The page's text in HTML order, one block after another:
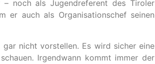
– noch als Jugendreferent des Tiroler
er auch als Organisationschef seinen
nicht vorstellen. Es wird sicher eine
Irgendwann kommt immer der